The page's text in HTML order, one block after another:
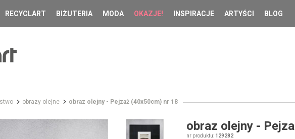
RECYCLART BIŻUTERIA MODA OKAZJE! INSPIRACJE ARTYŚCI BLOG
obrazy olejne obraz olejny - Pejzaż (40x50cm) nr 18
obraz olejny -
nr produktu: 129282